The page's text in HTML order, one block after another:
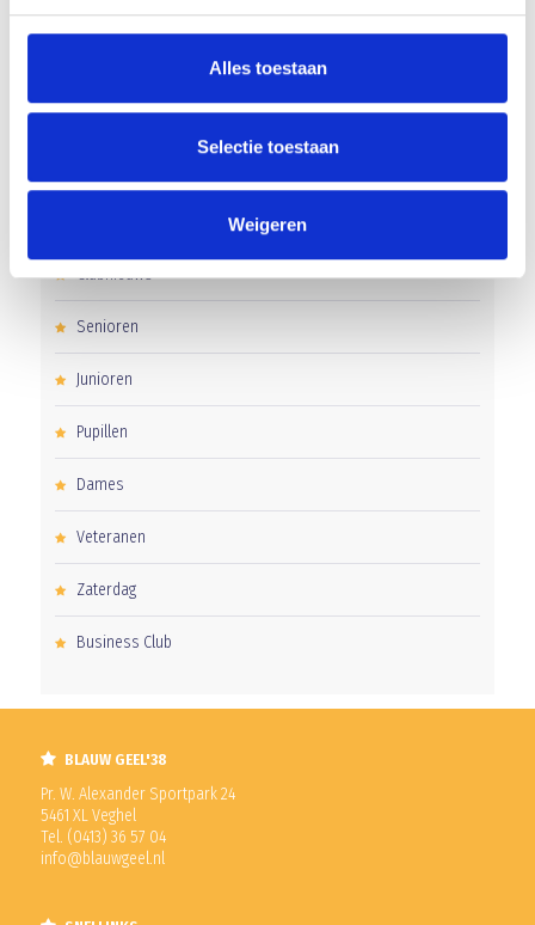
Alles toestaan
Selectie toestaan
Weigeren
Word jij de volgende Pupil van de Week bij BlauwGeel?
Clubnieuws
Senioren
Junioren
Pupillen
Dames
Veteranen
Zaterdag
Business Club
BLAUW GEEL'38
Pr. W. Alexander Sportpark 24
5461 XL Veghel
Tel. (0413) 36 57 04
info@blauwgeel.nl